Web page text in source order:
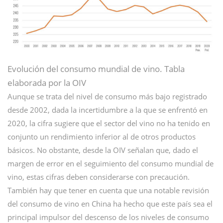
Evolución del consumo mundial de vino. Tabla
elaborada por la OIV
Aunque se trata del nivel de consumo más bajo registrado
desde 2002, dada la incertidumbre a la que se enfrentó en
2020, la cifra sugiere que el sector del vino no ha tenido en
conjunto un rendimiento inferior al de otros productos
básicos. No obstante, desde la OIV señalan que, dado el
margen de error en el seguimiento del consumo mundial de
vino, estas cifras deben considerarse con precaución.
También hay que tener en cuenta que una notable revisión
del consumo de vino en China ha hecho que este país sea el
principal impulsor del descenso de los niveles de consumo